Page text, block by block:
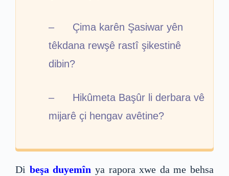
– Çima karên Şasiwar yên
têkdana rewşê rastî şikestinê
dibin?
– Hikûmeta Başûr li derbara vê
mijarê çi hengav avêtine?
Di beşa duyemîn ya rapora xwe da me behsa